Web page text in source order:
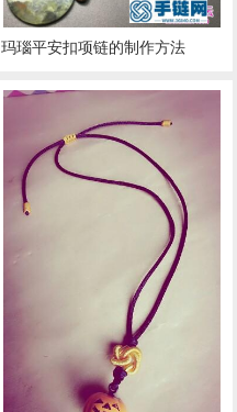
玛瑙平安扣项链的制作方法